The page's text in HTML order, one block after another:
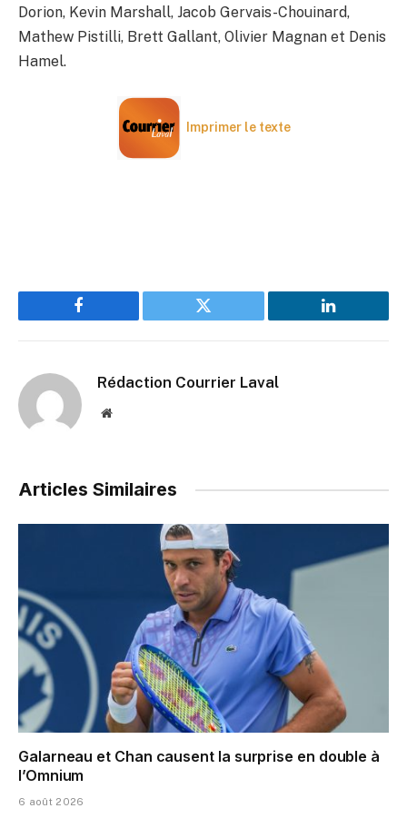
Dorion, Kevin Marshall, Jacob Gervais-Chouinard,
Mathew Pistilli, Brett Gallant, Olivier Magnan et Denis
Hamel.
Imprimer le texte
Facebook Twitter LinkedIn
Rédaction Courrier Laval
Website
Articles Similaires
Galarneau et Chan causent la surprise en double à
l’Omnium
6 août 2026